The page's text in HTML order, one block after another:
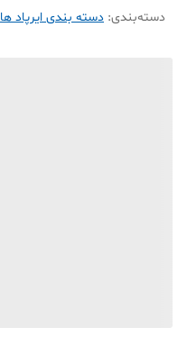
دسته‌بندی: دسته بندی ایرپاد ها